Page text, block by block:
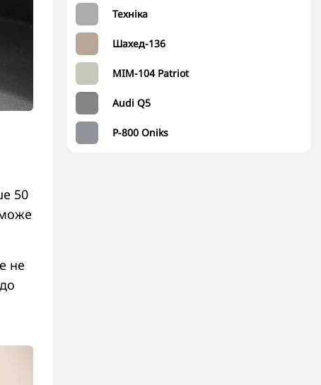
Техніка
Шахед-136
MIM-104 Patriot
Audi Q5
P-800 Oniks
50
не